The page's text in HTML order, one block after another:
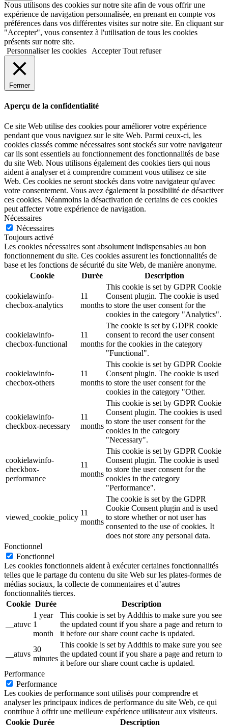
Nous utilisons des cookies sur notre site afin de vous offrir une
expérience de navigation personnalisée, en prenant en compte vos
préférences dans vos différentes visites sur notre site. En cliquant sur
"Accepter", vous consentez à l'utilisation de tous les cookies
présents sur notre site.
Personnaliser les cookies
Accepter Tout refuser
Fermer
Aperçu de la confidentialité
Ce site Web utilise des cookies pour améliorer votre expérience
pendant que vous naviguez sur le site Web. Parmi ceux-ci, les
cookies classés comme nécessaires sont stockés sur votre navigateur
car ils sont essentiels au fonctionnement des fonctionnalités de base
du site Web. Nous utilisons également des cookies tiers qui nous
aident à analyser et à comprendre comment vous utilisez ce site
Web. Ces cookies ne seront stockés dans votre navigateur qu'avec
votre consentement. Vous avez également la possibilité de désactiver
ces cookies. Néanmoins la désactivation de certains de ces cookies
peut affecter votre expérience de navigation.
Nécessaires
Nécessaires
Toujours activé
Les cookies nécessaires sont absolument indispensables au bon
fonctionnement du site. Ces cookies assurent les fonctionnalités de
base et les fonctions de sécurité du site Web, de manière anonyme.
Cookie
Durée Description
cookielawinfo-
checbox-analytics
11
months
This cookie is set by GDPR Cookie
Consent plugin. The cookie is used
to store the user consent for the
cookies in the category "Analytics".
cookielawinfo-
checbox-functional
11
months
The cookie is set by GDPR cookie
consent to record the user consent
for the cookies in the category
"Functional".
cookielawinfo-
checbox-others
11
months
This cookie is set by GDPR Cookie
Consent plugin. The cookie is used
to store the user consent for the
cookies in the category "Other.
cookielawinfo-
checkbox-necessary
11
months
This cookie is set by GDPR Cookie
Consent plugin. The cookies is used
to store the user consent for the
cookies in the category
"Necessary".
cookielawinfo-
checkbox-
performance
11
months
This cookie is set by GDPR Cookie
Consent plugin. The cookie is used
to store the user consent for the
cookies in the category
"Performance".
viewed_cookie_policy
11
months
The cookie is set by the GDPR
Cookie Consent plugin and is used
to store whether or not user has
consented to the use of cookies. It
does not store any personal data.
Fonctionnel
Fonctionnel
Les cookies fonctionnels aident à exécuter certaines fonctionnalités
telles que le partage du contenu du site Web sur les plates-formes de
médias sociaux, la collecte de commentaires et d’autres
fonctionnalités tierces.
Cookie Durée Description
__atuvc
1 year
1
month
This cookie is set by Addthis to make sure you see
the updated count if you share a page and return to
it before our share count cache is updated.
__atuvs
30
minutes
This cookie is set by Addthis to make sure you see
the updated count if you share a page and return to
it before our share count cache is updated.
Performance
Performance
Les cookies de performance sont utilisés pour comprendre et
analyser les principaux indices de performance du site Web, ce qui
contribue à offrir une meilleure expérience utilisateur aux visiteurs.
Cookie Durée Description